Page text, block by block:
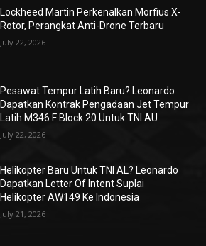
Lockheed Martin Perkenalkan Morfius X-
Rotor, Perangkat Anti-Drone Terbaru
July 22, 2026
Pesawat Tempur Latih Baru? Leonardo
Dapatkan Kontrak Pengadaan Jet Tempur
Latih M346 F Block 20 Untuk TNI AU
July 22, 2026
Helikopter Baru Untuk TNI AL? Leonardo
Dapatkan Letter Of Intent Suplai
Helikopter AW149 Ke Indonesia
July 21, 2026